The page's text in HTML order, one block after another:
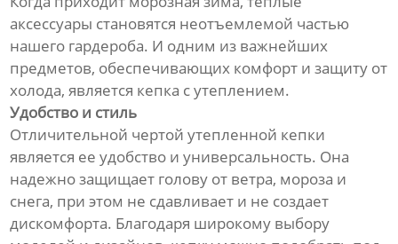
аксессуары становятся неотъемлемой частью
нашего гардероба. И одним из важнейших
предметов, обеспечивающих комфорт и защиту от
холода, является кепка с утеплением.
Удобство и стиль
Отличительной чертой утепленной кепки
является ее удобство и универсальность. Она
надежно защищает голову от ветра, мороза и
снега, при этом не сдавливает и не создает
дискомфорта. Благодаря широкому выбору